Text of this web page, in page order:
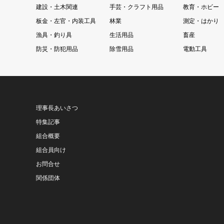
建設・土木関連
手芸・クラフト用品 教育・ホビー
板金・左官・内装工具
林業 測定・はかり
漁具・釣り具
生活用品 畜産
防災・防犯用品
除雪用品 電動工具
理事長あいさつ
特集記事
組合概要
組合員向け
お問合せ
関係団体